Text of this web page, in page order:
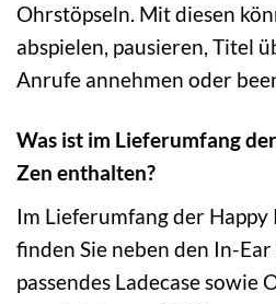
Ohrstöpseln. Mit diesen
abspielen, pausieren, Titel
Anrufe annehmen oder
Was ist im Lieferumfang
Zen enthalten?
Im Lieferumfang der Happy
finden Sie neben den In-
passendes Ladecase sowie